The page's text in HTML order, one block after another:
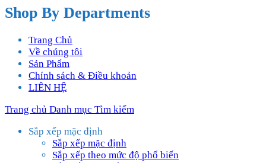
Shop By Departments
Trang Chủ
Về chúng tôi
Sản Phẩm
Chính sách & Điều khoản
LIÊN HỆ
Trang chủ Danh mục Tìm kiếm
Sắp xếp mặc định
Sắp xếp mặc định
Sắp xếp theo mức độ phổ biến